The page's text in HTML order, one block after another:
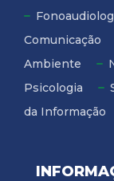
Comunicação
Ambiente
Psicologia
da Informação